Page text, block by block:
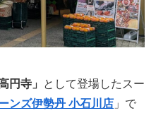
円寺」
として登場したスー
ンズ伊勢丹 小石川店 」で